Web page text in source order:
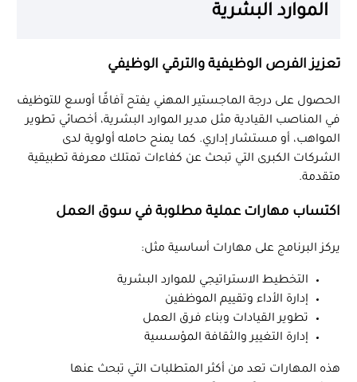
الموارد البشرية
تعزيز الفرص الوظيفية والترقي الوظيفي
الحصول على درجة الماجستير المهني يفتح آفاقًا أوسع للتوظيف
في المناصب القيادية مثل مدير الموارد البشرية، أخصائي تطوير
المواهب، أو مستشار إداري. كما يمنح حامله أولوية لدى
الشركات الكبرى التي تبحث عن كفاءات تمتلك معرفة تطبيقية
متقدمة.
اكتساب مهارات عملية مطلوبة في سوق العمل
يركز البرنامج على مهارات أساسية مثل:
التخطيط الاستراتيجي للموارد البشرية
إدارة الأداء وتقييم الموظفين
تطوير القيادات وبناء فرق العمل
إدارة التغيير والثقافة المؤسسية
هذه المهارات تعد من أكثر المتطلبات التي تبحث عنها